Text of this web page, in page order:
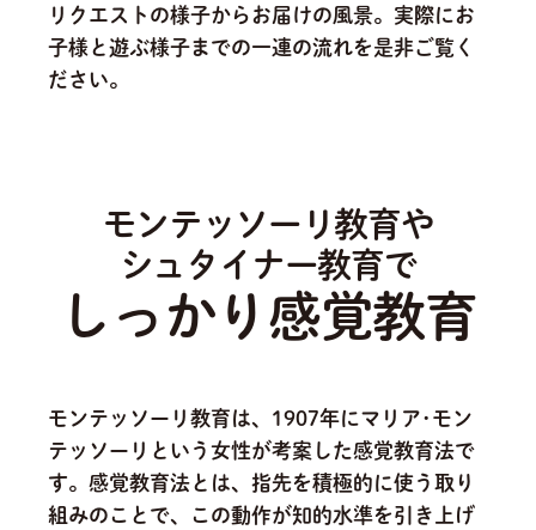
リクエストの様子からお届けの風景。実際にお
子様と遊ぶ様子までの一連の流れを是非ご覧く
ださい。
モンテッソーリ教育や
シュタイナー教育で
しっかり感覚教育
モンテッソーリ教育は、1907年にマリア･モン
テッソーリという女性が考案した感覚教育法で
す。感覚教育法とは、指先を積極的に使う取り
組みのことで、この動作が知的水準を引き上げ